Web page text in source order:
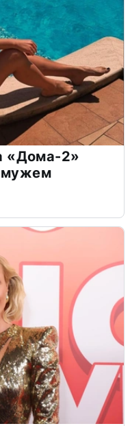
«Дома-2»
мужем